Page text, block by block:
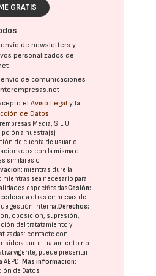
GRATIS
de newsletters y
personalizados de
de comunicaciones
elAviso Legal y la
de Datos
Media, S.L.U.
a nuestra(s)
de cuenta de usuario.
con la misma o
similares o
mientras dure la
sea necesario para
especificadasCesión:
a otras empresas del
gestión interna. Derechos:
oposición, supresión,
del tratatamiento y
contacte con
que el tratamiento no
vigente, puede presentar
AEPD. Más información:
de Datos